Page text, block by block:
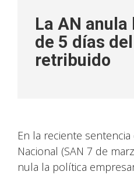
La AN
de 5 días
retribuido
En la reciente
Nacional (SAN 7 de
nula la política